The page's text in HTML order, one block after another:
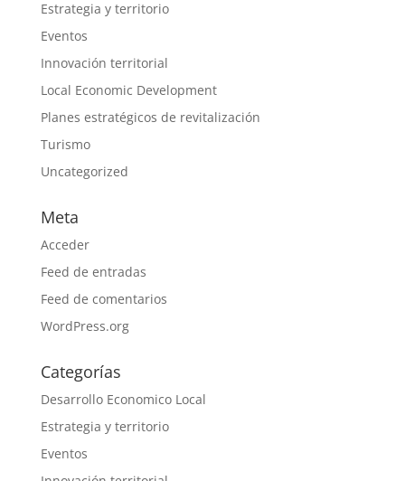
Estrategia y territorio
Eventos
Innovación territorial
Local Economic Development
Planes estratégicos de revitalización
Turismo
Uncategorized
Meta
Acceder
Feed de entradas
Feed de comentarios
WordPress.org
Categorías
Desarrollo Economico Local
Estrategia y territorio
Eventos